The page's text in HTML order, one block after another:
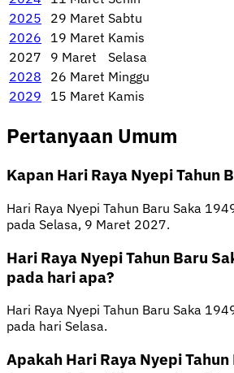
2025
29 Maret Sabtu
2026
19 Maret Kamis
2027
9 Maret
Selasa
2028
26 Maret Minggu
2029
15 Maret Kamis
Pertanyaan Umum
Kapan Hari Raya Nyepi Tahun
Hari Raya Nyepi Tahun Baru Saka
pada Selasa, 9 Maret 2027.
Hari Raya Nyepi Tahun Baru
pada hari apa?
Hari Raya Nyepi Tahun Baru Saka
pada hari Selasa.
Apakah Hari Raya Nyepi Tahun